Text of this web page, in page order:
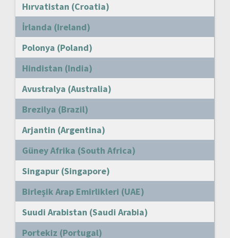
Hırvatistan (Croatia)
İrlanda (Ireland)
Polonya (Poland)
Hindistan (India)
Avustralya (Australia)
Brezilya (Brazil)
Arjantin (Argentina)
Güney Afrika (South Africa)
Singapur (Singapore)
Birleşik Arap Emirlikleri (UAE)
Suudi Arabistan (Saudi Arabia)
Portekiz (Portugal)